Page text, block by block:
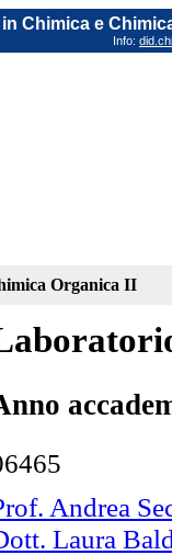
Chimica e
Info:
Organica II
Andrea
Laura